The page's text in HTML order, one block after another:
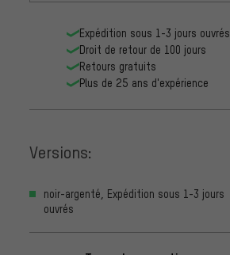
Expédition sous 1-3 jours ouvrés
Droit de retour de 100 jours
Retours gratuits
Plus de 25 ans d'expérience
Versions:
noir-argenté, Expédition sous 1-3 jours
ouvrés